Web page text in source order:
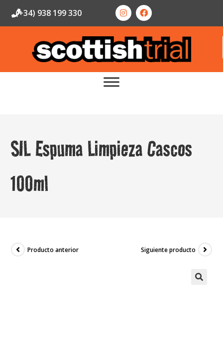
(+34) 938 199 330
SIL Espuma Limpieza Cascos
100ml
Producto anterior Siguiente producto